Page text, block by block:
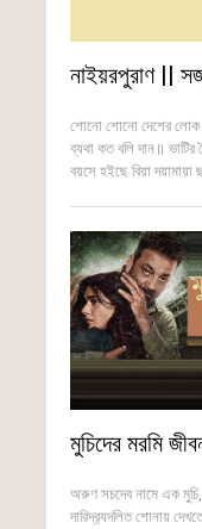
নাইয়রপুরাণ ||
শোনো শোনো দেশের লোক
ব্যথা কত বলি দান॥ ভাটির
বয়সে হইছে বিয়া দয়ামায়া
মুচিদের মরমি
অরুণ সচদেব নামে এক মুচি,
দারিদ্র‍্যদলিত শোনায়